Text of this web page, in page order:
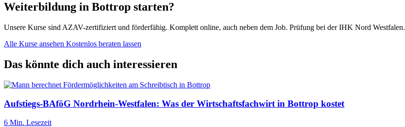
Weiterbildung in Bottrop starten?
Unsere Kurse sind AZAV-zertifiziert und förderfähig. Komplett online, auch neben dem Job. Prüfung bei der IHK Nord Westfalen.
Alle Kurse ansehen Kostenlos beraten lassen
Das könnte dich auch interessieren
Aufstiegs-BAföG Nordrhein-Westfalen: Was der Wirtschaftsfachwirt in Bottrop kostet
6 Min. Lesezeit